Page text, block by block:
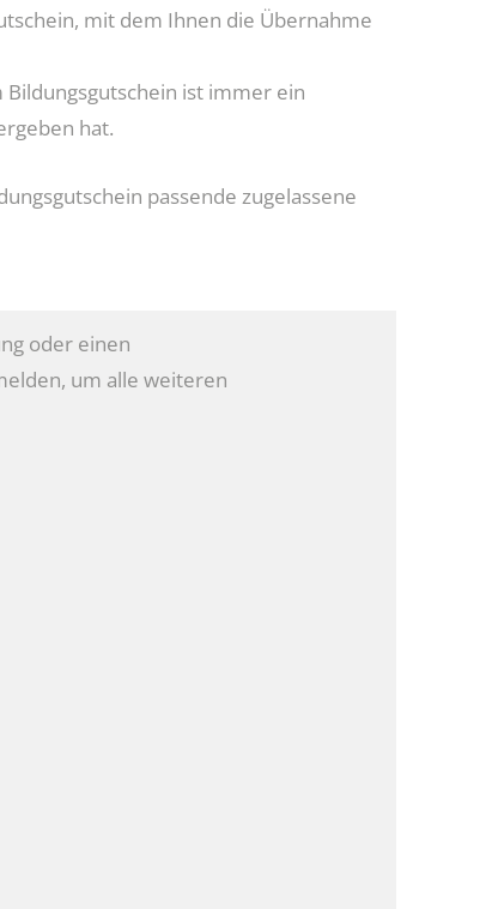
mit dem Ihnen die Übernahme
ist immer ein
hat.
passende zugelassene
oder einen
um alle weiteren